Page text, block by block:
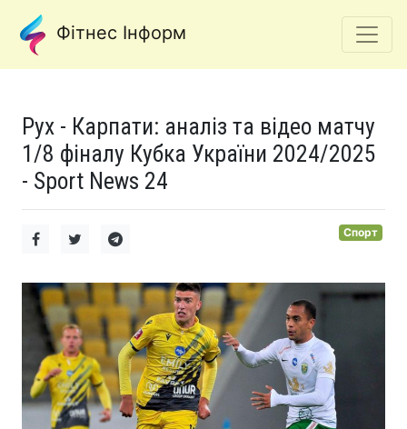
Фітнес Інформ
Рух - Карпати: аналіз та відео матчу
1/8 фіналу Кубка України 2024/2025
- Sport News 24
Спорт